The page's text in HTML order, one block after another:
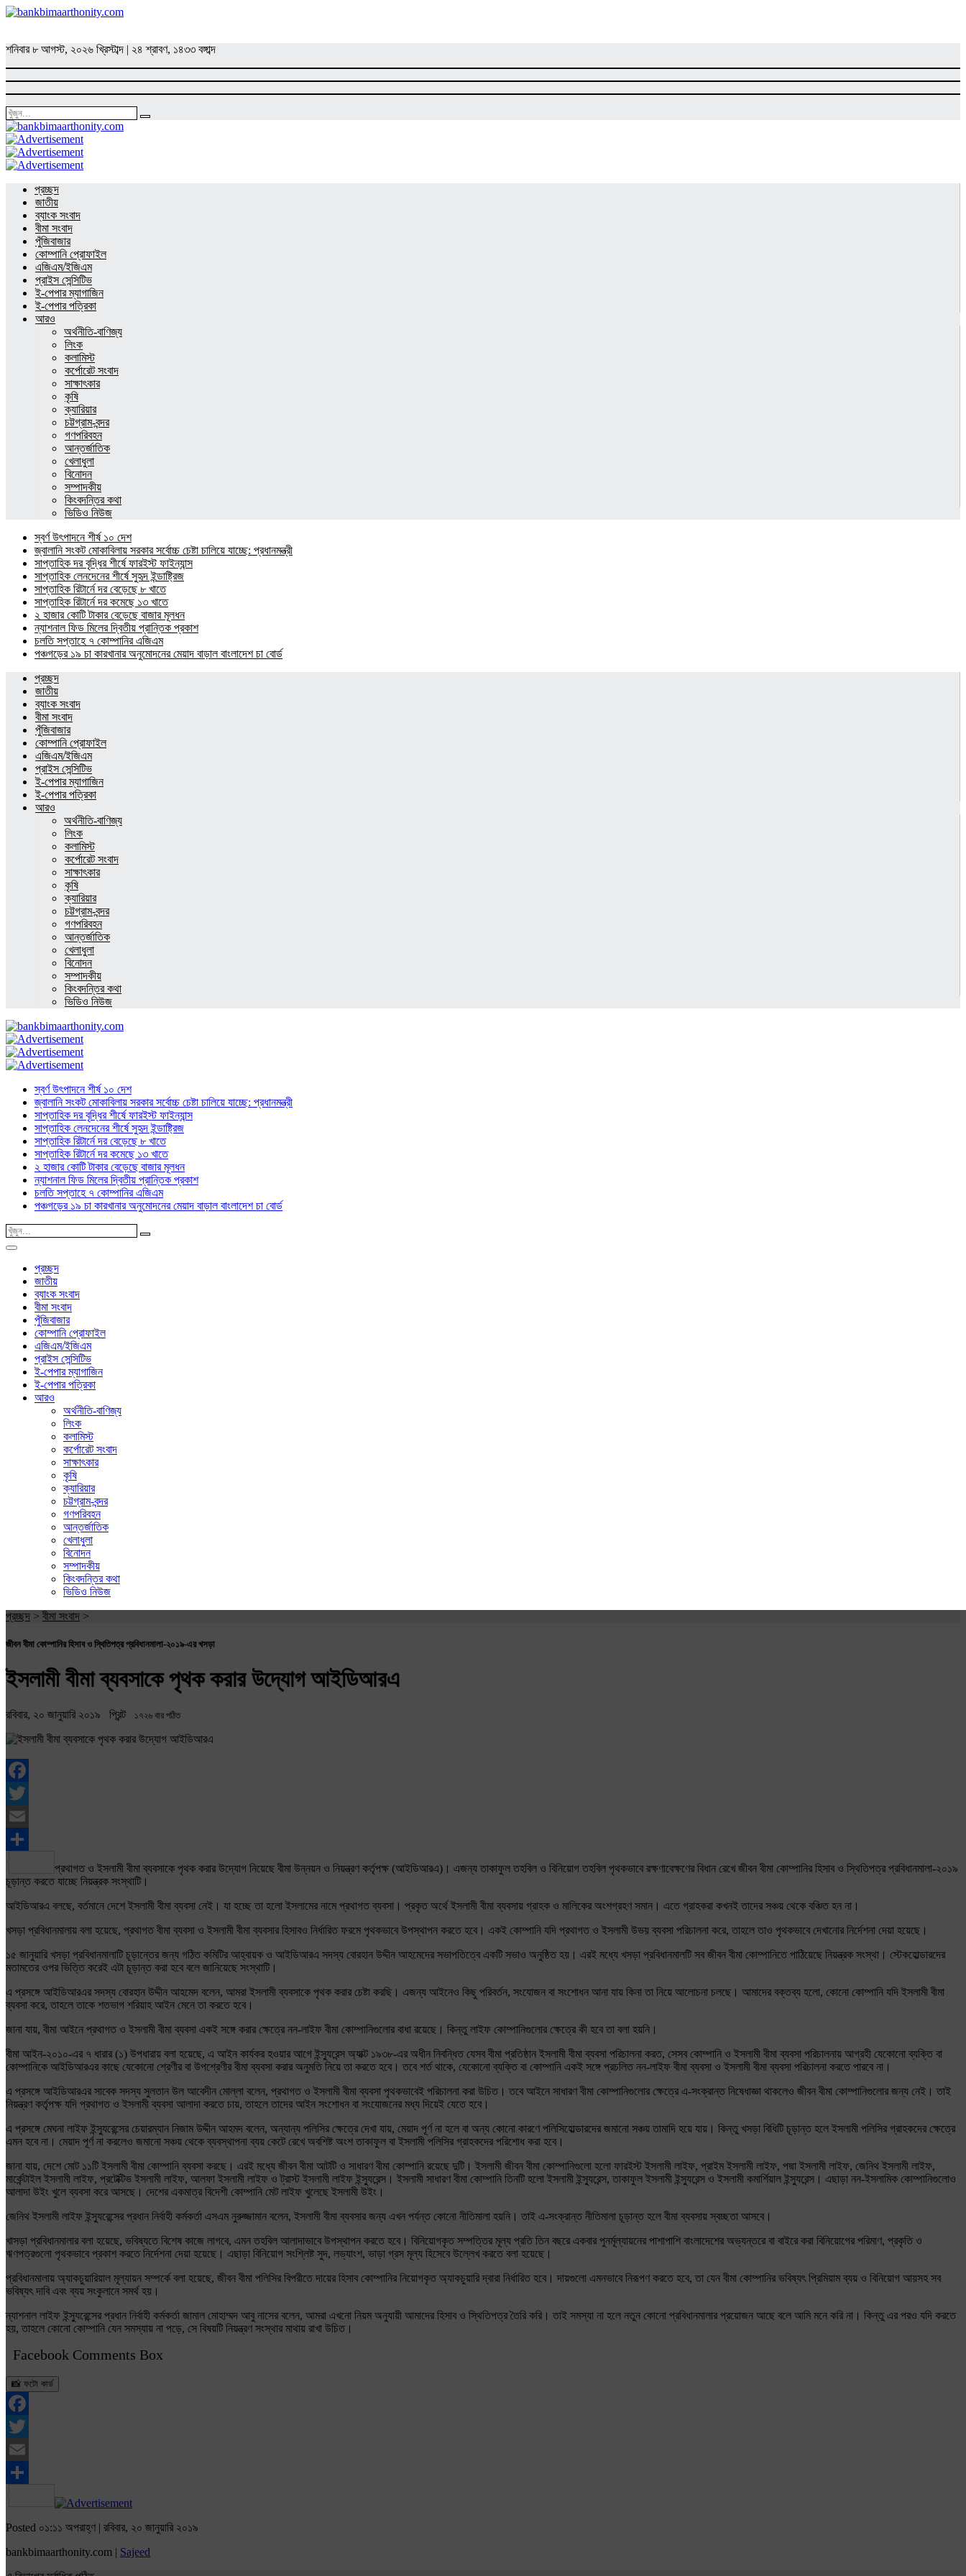
শনিবার ৮ আগস্ট, ২০২৬ খ্রিস্টাব্দ | ২৪ শ্রাবণ, ১৪৩৩ বঙ্গাব্দ
প্রচ্ছদ
জাতীয়
ব্যাংক সংবাদ
বীমা সংবাদ
পুঁজিবাজার
কোম্পানি প্রোফাইল
এজিএম/ইজিএম
প্রাইস সেন্সিটিভ
ই-পেপার ম্যাগাজিন
ই-পেপার পত্রিকা
আরও
অর্থনীতি-বাণিজ্য
লিংক
কলামিস্ট
কর্পোরেট সংবাদ
সাক্ষাৎকার
কৃষি
ক্যারিয়ার
চট্টগ্রাম-বন্দর
গণপরিবহন
আন্তর্জাতিক
খেলাধুলা
বিনোদন
সম্পাদকীয়
কিংবদন্তির কথা
ভিডিও নিউজ
স্বর্ণ উৎপাদনে শীর্ষ ১০ দেশ
জ্বালানি সংকট মোকাবিলায় সরকার সর্বোচ্চ চেষ্টা চালিয়ে যাচ্ছে: প্রধানমন্ত্রী
সাপ্তাহিক দর বৃদ্ধির শীর্ষে ফারইস্ট ফাইন্যান্স
সাপ্তাহিক লেনদেনের শীর্ষে সুহৃদ ইন্ডাষ্ট্রিজ
সাপ্তাহিক রিটার্নে দর বেড়েছে ৮ খাতে
সাপ্তাহিক রিটার্নে দর কমেছে ১৩ খাতে
২ হাজার কোটি টাকার বেড়েছে বাজার মূলধন
ন্যাশনাল ফিড মিলের দ্বিতীয় প্রান্তিক প্রকাশ
চলতি সপ্তাহে ৭ কোম্পানির এজিএম
পঞ্চগড়ের ১৯ চা কারখানার অনুমোদনের মেয়াদ বাড়াল বাংলাদেশ চা বোর্ড
প্রচ্ছদ
জাতীয়
ব্যাংক সংবাদ
বীমা সংবাদ
পুঁজিবাজার
কোম্পানি প্রোফাইল
এজিএম/ইজিএম
প্রাইস সেন্সিটিভ
ই-পেপার ম্যাগাজিন
ই-পেপার পত্রিকা
আরও
অর্থনীতি-বাণিজ্য
লিংক
কলামিস্ট
কর্পোরেট সংবাদ
সাক্ষাৎকার
কৃষি
ক্যারিয়ার
চট্টগ্রাম-বন্দর
গণপরিবহন
আন্তর্জাতিক
খেলাধুলা
বিনোদন
সম্পাদকীয়
কিংবদন্তির কথা
ভিডিও নিউজ
স্বর্ণ উৎপাদনে শীর্ষ ১০ দেশ
জ্বালানি সংকট মোকাবিলায় সরকার সর্বোচ্চ চেষ্টা চালিয়ে যাচ্ছে: প্রধানমন্ত্রী
সাপ্তাহিক দর বৃদ্ধির শীর্ষে ফারইস্ট ফাইন্যান্স
সাপ্তাহিক লেনদেনের শীর্ষে সুহৃদ ইন্ডাষ্ট্রিজ
সাপ্তাহিক রিটার্নে দর বেড়েছে ৮ খাতে
সাপ্তাহিক রিটার্নে দর কমেছে ১৩ খাতে
২ হাজার কোটি টাকার বেড়েছে বাজার মূলধন
ন্যাশনাল ফিড মিলের দ্বিতীয় প্রান্তিক প্রকাশ
চলতি সপ্তাহে ৭ কোম্পানির এজিএম
পঞ্চগড়ের ১৯ চা কারখানার অনুমোদনের মেয়াদ বাড়াল বাংলাদেশ চা বোর্ড
প্রচ্ছদ
জাতীয়
ব্যাংক সংবাদ
বীমা সংবাদ
পুঁজিবাজার
কোম্পানি প্রোফাইল
এজিএম/ইজিএম
প্রাইস সেন্সিটিভ
ই-পেপার ম্যাগাজিন
ই-পেপার পত্রিকা
আরও
অর্থনীতি-বাণিজ্য
লিংক
কলামিস্ট
কর্পোরেট সংবাদ
সাক্ষাৎকার
কৃষি
ক্যারিয়ার
চট্টগ্রাম-বন্দর
গণপরিবহন
আন্তর্জাতিক
খেলাধুলা
বিনোদন
সম্পাদকীয়
কিংবদন্তির কথা
ভিডিও নিউজ
প্রচ্ছদ > বীমা সংবাদ >
জীবন বীমা কোম্পানির হিসাব ও স্থিতিপত্র প্রবিধানমালা-২০১৯-এর খসড়া
ইসলামী বীমা ব্যবসাকে পৃথক করার উদ্যোগ আইডিআরএ
রবিবার, ২০ জানুয়ারি ২০১৯ প্রিন্ট ১৭২৬ বার পঠিত
Facebook
Twitter
Email
প্রথাগত ও ইসলামী বীমা ব্যবসাকে পৃথক করার উদ্যোগ নিয়েছে বীমা উন্নয়ন ও নিয়ন্ত্রণ কর্তৃপক্ষ (আইডিআরএ)। এজন্য তাকাফুল তহবিল ও বিনিয়োগ তহবিল পৃথকভাবে রক্ষণাবেক্ষণের বিধান রেখে জীবন বীমা কোম্পানির হিসাব ও স্থিতিপত্র প্রবিধানমালা-২০১৯
চূড়ান্ত করতে যাচ্ছে নিয়ন্ত্রক সংস্থাটি।
আইডিআরএ বলছে, বর্তমানে দেশে ইসলামী বীমা ব্যবসা নেই। যা হচ্ছে তা হলো ইসলামের নামে প্রথাগত ব্যবসা। প্রকৃত অর্থে ইসলামী বীমা ব্যবসায় গ্রাহক ও মালিকের অংশগ্রহণ সমান। এতে গ্রাহকরা কখনই তাদের সঞ্চয় থেকে বঞ্চিত হন না।
খসড়া প্রবিধানমালায় বলা হয়েছে, প্রথাগত বীমা ব্যবসা ও ইসলামী বীমা ব্যবসার হিসাবও নির্ধারিত ফরমে পৃথকভাবে উপস্থাপন করতে হবে। একই কোম্পানি যদি প্রথাগত ও ইসলামী উভয় ব্যবসা পরিচালনা করে, তাহলে তাও পৃথকভাবে দেখানোর নির্দেশনা দেয়া হয়েছে।
১৫ জানুয়ারি খসড়া প্রবিধানমালাটি চূড়ান্তের জন্য গঠিত কমিটির আহ্বায়ক ও আইডিআরএ সদস্য বোরহান উদ্দীন আহমেদের সভাপতিত্বে একটি সভাও অনুষ্ঠিত হয়। এরই মধ্যে খসড়া প্রবিধানমালটি সব জীবন বীমা কোম্পানিতে পাঠিয়েছে নিয়ন্ত্রক সংস্থা। স্টেকহোল্ডারদের
মতামতের ওপর ভিত্তি করেই এটা চূড়ান্ত করা হবে বলে জানিয়েছে সংস্থাটি।
এ প্রসঙ্গে আইডিআরএর সদস্য বোরহান উদ্দীন আহমেদ বলেন, আমরা ইসলামী ব্যবসাকে পৃথক করার চেষ্টা করছি। এজন্য আইনেও কিছু পরিবর্তন, সংযোজন বা সংশোধন আনা যায় কিনা তা নিয়ে আলোচনা চলছে। আমাদের বক্তব্য হলো, কোনো কোম্পানি যদি ইসলামী বীমা
ব্যবসা করে, তাহলে তাকে শতভাগ শরিয়াহ আইন মেনে তা করতে হবে।
জানা যায়, বীমা আইনে প্রথাগত ও ইসলামী বীমা ব্যবসা একই সঙ্গে করার ক্ষেত্রে নন-লাইফ বীমা কোম্পানিগুলোর বাধা রয়েছে। কিন্তু লাইফ কোম্পানিগুলোর ক্ষেত্রে কী হবে তা বলা হয়নি।
বীমা আইন-২০১০-এর ৭ ধারার (১) উপধারায় বলা হয়েছে, এ আইন কার্যকর হওয়ার আগে ইন্স্যুরেন্স অ্যাক্ট ১৯৩৮-এর অধীন নিবন্ধিত যেসব বীমা প্রতিষ্ঠান ইসলামী বীমা ব্যবসা পরিচালনা করত, সেসব কোম্পানি ও ইসলামী বীমা ব্যবসা পরিচালনায় আগ্রহী যেকোনো ব্যক্তি বা
কোম্পানিকে আইডিআরএর কাছে যেকোনো শ্রেণীর বা উপশ্রেণীর বীমা ব্যবসা করার অনুমতি নিয়ে তা করতে হবে। তবে শর্ত থাকে, যেকোনো ব্যক্তি বা কোম্পানি একই সঙ্গে প্রচলিত নন-লাইফ বীমা ব্যবসা ও ইসলামী বীমা ব্যবসা পরিচালনা করতে পারবে না।
এ প্রসঙ্গে আইডিআরএর সাবেক সদস্য সুলতান উল আবেদীন মোল্লা বলেন, প্রথাগত ও ইসলামী বীমা ব্যবসা পৃথকভাবেই পরিচালনা করা উচিত। তবে আইনে সাধারণ বীমা কোম্পানিগুলোর ক্ষেত্রে এ-সংক্রান্ত নিষেধাজ্ঞা থাকলেও জীবন বীমা কোম্পানিগুলোর জন্য নেই। তাই
নিয়ন্ত্রণ কর্তৃপক্ষ যদি প্রথাগত ও ইসলামী ব্যবসা আলাদা করতে চায়, তাহলে তাদের আইন সংশোধন বা সংযোজনের মধ্য দিয়েই যেতে হবে।
এ প্রসঙ্গে মেঘনা লাইফ ইন্স্যুরেন্সের চেয়ারম্যান নিজাম উদ্দীন আহমদ বলেন, অন্যান্য পলিসির ক্ষেত্রে দেখা যায়, মেয়াদ পূর্ণ না হলে বা অন্য কোনো কারণে পলিসিহোল্ডারদের জমানো সঞ্চয় তামাদি হয়ে যায়। কিন্তু খসড়া বিধিটি চূড়ান্ত হলে ইসলামী পলিসির গ্রাহকদের ক্ষেত্রে
এমন হবে না। মেয়াদ পূর্ণ না করলেও জমানো সঞ্চয় থেকে ব্যবস্থাপনা ব্যয় কেটে রেখে অবশিষ্ট অংশ তাকাফুল বা ইসলামী পলিসির গ্রাহকদের পরিশোধ করা হবে।
জানা যায়, দেশে মোট ১১টি ইসলামী বীমা কোম্পানি ব্যবসা করছে। এরই মধ্যে জীবন বীমা আটটি ও সাধারণ বীমা কোম্পানি রয়েছে দুটি। ইসলামী জীবন বীমা কোম্পানিগুলো হলো ফারইস্ট ইসলামী লাইফ, প্রাইম ইসলামী লাইফ, পদ্মা ইসলামী লাইফ, জেনিথ ইসলামী লাইফ,
মার্কেন্টাইল ইসলামী লাইফ, প্রটেক্টিভ ইসলামী লাইফ, আলফা ইসলামী লাইফ ও ট্রাস্ট ইসলামী লাইফ ইন্স্যুরেন্স। ইসলামী সাধারণ বীমা কোম্পানি তিনটি হলো ইসলামী ইন্স্যুরেন্স, তাকাফুল ইসলামী ইন্স্যুরেন্স ও ইসলামী কমার্শিয়াল ইন্স্যুরেন্স। এছাড়া নন-ইসলামিক কোম্পানিগুলোও
আলাদা উইং খুলে ব্যবসা করে আসছে। দেশের একমাত্র বিদেশী কোম্পানি মেট লাইফ খুলেছে ইসলামী উইং।
জেনিথ ইসলামী লাইফ ইন্স্যুরেন্সের প্রধান নির্বাহী কর্মকর্তা এসএম নুরুজ্জামান বলেন, ইসলামী বীমা ব্যবসার জন্য এখন পর্যন্ত কোনো নীতিমালা হয়নি। তাই এ-সংক্রান্ত নীতিমালা চূড়ান্ত হলে বীমা ব্যবসায় স্বচ্ছতা আসবে।
খাসড়া প্রবিধানমালার বলা হয়েছে, ভবিষ্যতে বিশেষ কাজে লাগবে, এমন তহবিল আলাদাভাবে উপস্থাপন করতে হবে। বিনিয়োগকৃত সম্পত্তির মূল্য প্রতি তিন বছরে একবার পুনর্মূল্যায়নের পাশাপাশি বাংলাদেশের অভ্যন্তরে বা বাইরে করা বিনিয়োগের পরিমাণ, প্রকৃতি ও
ঋণপত্রগুলো পৃথকভাবে প্রকাশ করতে নির্দেশনা দেয়া হয়েছে। এছাড়া বিনিয়োগ সংশ্লিষ্ট সুদ, লভ্যাংশ, ভাড়া গ্রস মূল্য হিসেবে উল্লেখ করতে বলা হয়েছে।
প্রবিধানমালায় অ্যাকচুয়ারিয়াল মূল্যায়ন সম্পর্কে বলা হয়েছে, জীবন বীমা পলিসির বিপরীতে দায়ের হিসাব কোম্পানির নিয়োগকৃত অ্যাকচুয়ারি দ্বারা নির্ধারিত হবে। দায়গুলো এমনভাবে নিরূপণ করতে হবে, তা যেন বীমা কোম্পানির ভবিষ্যৎ প্রিমিয়াম ব্যয় ও বিনিয়োগ আয়সহ সব
ভবিষ্যৎ দাবি এবং ব্যয় সংকুলানে সমর্থ হয়।
ন্যাশনাল লাইফ ইন্স্যুরেন্সের প্রধান নির্বাহী কর্মকর্তা জামাল মোহাম্মদ আবু নাসের বলেন, আমরা এখনো নিয়ম অনুযায়ী আমাদের হিসাব ও স্থিতিপত্র তৈরি করি। তাই সমস্যা না হলে নতুন কোনো প্রবিধানমালার প্রয়োজন আছে বলে আমি মনে করি না। কিন্তু এর পরও যদি করতে
হয়, তাহলে কোনো কোম্পানি যেন সমস্যায় না পড়ে, সে বিষয়টি নিয়ন্ত্রণ সংস্থার মাথায় রাখা উচিত।
Facebook Comments Box
📸 ফটো কার্ড
Facebook
Twitter
Email
Share
Posted ০১:১১ অপরাহ্ণ | রবিবার, ২০ জানুয়ারি ২০১৯
bankbimaarthonity.com | Sajeed